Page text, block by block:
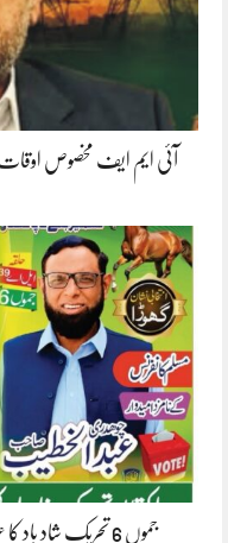
آئی ایم ایف مخصوص اوقات
جموں 6 تحریک شاد باد کا عبدالخطیب چودھری کی حمایت کا اعلان